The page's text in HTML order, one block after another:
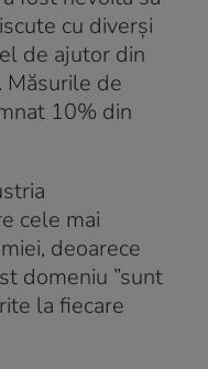
cu diverși
de ajutor din
Măsurile de
10% din
cele mai
deoarece
domeniu ”sunt
la fiecare